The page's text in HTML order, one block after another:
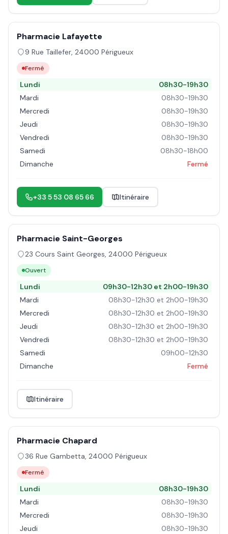
Pharmacie Lafayette
9 Rue Taillefer, 24000 Périgueux
Fermé
Lundi
08h30-19h30
Mardi
08h30-19h30
Mercredi
08h30-19h30
Jeudi
08h30-19h30
Vendredi
08h30-19h30
Samedi
08h30-18h00
Dimanche
Fermé
+33 5 53 08 65 66 Itinéraire
Pharmacie Saint-Georges
23 Cours Saint Georges, 24000 Périgueux
Ouvert
Lundi
09h30-12h30 et 2h00-19h30
Mardi
08h30-12h30 et 2h00-19h30
Mercredi
08h30-12h30 et 2h00-19h30
Jeudi
08h30-12h30 et 2h00-19h30
Vendredi
08h30-12h30 et 2h00-19h30
Samedi
09h00-12h30
Dimanche
Fermé
Itinéraire
Pharmacie Chapard
36 Rue Gambetta, 24000 Périgueux
Fermé
Lundi
08h30-19h30
Mardi
08h30-19h30
Mercredi
08h30-19h30
Jeudi
08h30-19h30